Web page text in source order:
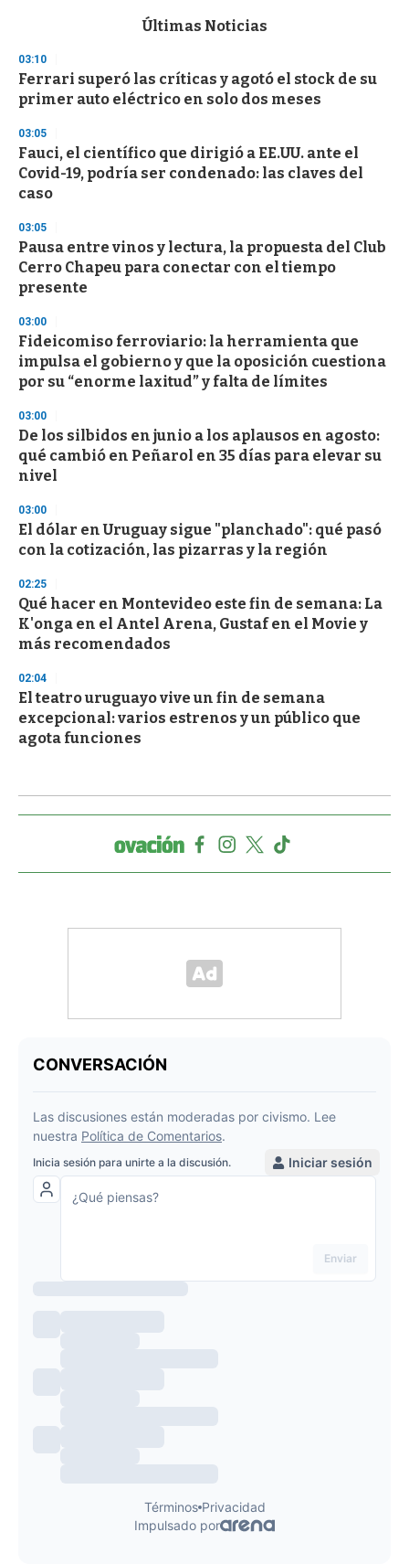
d
s
o
f
3
s
e
c
o
d
s
Últimas Noticias
03:10
Ferrari superó las críticas y agotó el stock de su
primer auto eléctrico en solo dos meses
03:05
Fauci, el científico que dirigió a EE.UU. ante el
Covid-19, podría ser condenado: las claves del
caso
03:05
Pausa entre vinos y lectura, la propuesta del Club
Cerro Chapeu para conectar con el tiempo
presente
03:00
Fideicomiso ferroviario: la herramienta que
impulsa el gobierno y que la oposición cuestiona
por su “enorme laxitud” y falta de límites
03:00
De los silbidos en junio a los aplausos en agosto:
qué cambió en Peñarol en 35 días para elevar su
nivel
03:00
El dólar en Uruguay sigue "planchado": qué pasó
con la cotización, las pizarras y la región
02:25
Qué hacer en Montevideo este fin de semana: La
K'onga en el Antel Arena, Gustaf en el Movie y
más recomendados
02:04
El teatro uruguayo vive un fin de semana
excepcional: varios estrenos y un público que
agota funciones